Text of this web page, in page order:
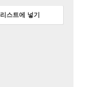
리스트에 넣기